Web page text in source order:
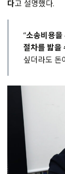
다고 설명했다.
“소송비용을
절차를 밟을
싶더라도 돈